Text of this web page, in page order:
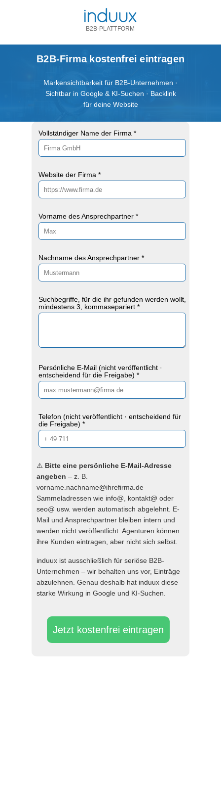
B2B-Firma kostenfrei eintragen
B2B-PLATTFORM
Vollständiger Name der Firma *
Website der Firma *
Vorname des Ansprechpartner *
Nachname des Ansprechpartner *
Suchbegriffe, für die ihr gefunden werden wollt,
mindestens 3, kommasepariert *
Persönliche E-Mail (nicht veröffentlicht ·
entscheidend für die Freigabe) *
Telefon (nicht veröffentlicht · entscheidend für
die Freigabe) *
Jetzt kostenfrei eintragen
⚠️ Bitte eine persönliche E-Mail-Adresse
angeben – z. B.
vorname.nachname@ihrefirma.de
Sammeladressen wie info@, kontakt@ oder
seo@ usw. werden automatisch abgelehnt. E-
Mail und Ansprechpartner bleiben intern und
werden nicht veröffentlicht. Agenturen können
ihre Kunden eintragen, aber nicht sich selbst.
induux ist ausschließlich für seriöse B2B-
Unternehmen – wir behalten uns vor, Einträge
abzulehnen. Genau deshalb hat induux diese
starke Wirkung in Google und KI-Suchen.
Markensichtbarkeit für B2B-Unternehmen ·
Sichtbar in Google & KI-Suchen · Backlink
für deine Website